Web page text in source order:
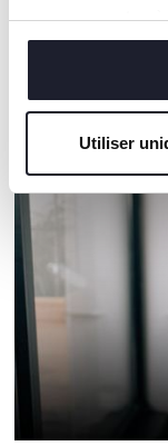
vous consentez
techniques, qui
Utiliser
NOS